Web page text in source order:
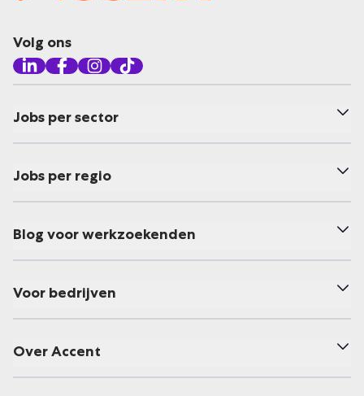
Volg ons
Jobs per sector
Jobs per regio
Blog voor werkzoekenden
Voor bedrijven
Over Accent